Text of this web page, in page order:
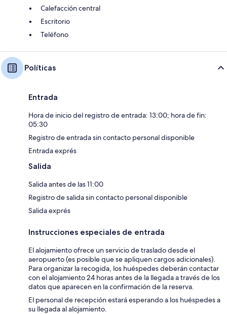
Calefacción central
Escritorio
Teléfono
Políticas
Entrada
Hora de inicio del registro de entrada: 13:00; hora de fin:
05:30
Registro de entrada sin contacto personal disponible
Entrada exprés
Salida
Salida antes de las 11:00
Registro de salida sin contacto personal disponible
Salida exprés
Instrucciones especiales de entrada
El alojamiento ofrece un servicio de traslado desde el
aeropuerto (es posible que se apliquen cargos adicionales).
Para organizar la recogida, los huéspedes deberán contactar
con el alojamiento 24 horas antes de la llegada a través de los
datos que aparecen en la confirmación de la reserva.
El personal de recepción estará esperando a los huéspedes a
su llegada al alojamiento.